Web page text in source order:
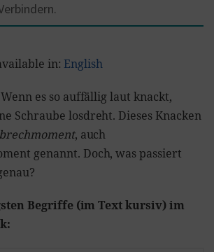
in: English
es so auffällig laut knackt,
Schraube losdreht. Dieses Knacken
, auch
genannt. Doch, was passiert
Begriffe (im Text kursiv) im